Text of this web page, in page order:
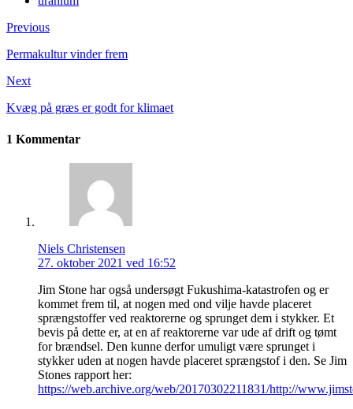
Previous
Permakultur vinder frem
Next
Kvæg på græs er godt for klimaet
1 Kommentar
Niels Christensen
27. oktober 2021 ved 16:52
Jim Stone har også undersøgt Fukushima-katastrofen og er
kommet frem til, at nogen med ond vilje havde placeret
sprængstoffer ved reaktorerne og sprunget dem i stykker. Et
bevis på dette er, at en af reaktorerne var ude af drift og tømt
for brændsel. Den kunne derfor umuligt være sprunget i
stykker uden at nogen havde placeret sprængstof i den. Se Jim
Stones rapport her:
https://web.archive.org/web/20170302211831/http://